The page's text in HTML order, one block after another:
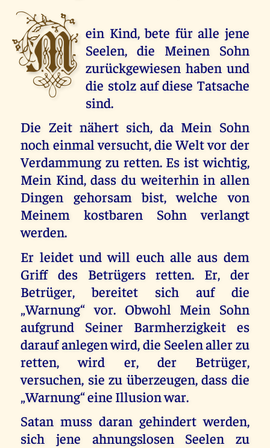
M ein Kind, bete für alle jene
Seelen, die Meinen Sohn
zurückgewiesen haben und
die stolz auf diese Tatsache
sind.
Die Zeit nähert sich, da Mein Sohn
noch einmal versucht, die Welt vor der
Verdammung zu retten. Es ist wichtig,
Mein Kind, dass du weiterhin in allen
Dingen gehorsam bist, welche von
Meinem kostbaren Sohn verlangt
werden.
Er leidet und will euch alle aus dem
Griff des Betrügers retten. Er, der
Betrüger, bereitet sich auf die
„Warnung“ vor. Obwohl Mein Sohn
aufgrund Seiner Barmherzigkeit es
darauf anlegen wird, die Seelen aller zu
retten, wird er, der Betrüger,
versuchen, sie zu überzeugen, dass die
„Warnung“ eine Illusion war.
Satan muss daran gehindert werden,
sich jene ahnungslosen Seelen zu